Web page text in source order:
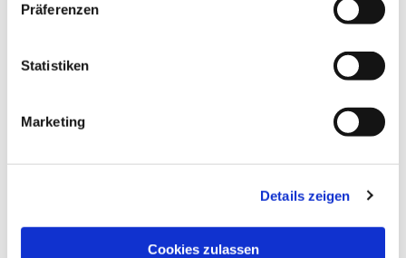
Präferenzen
Statistiken
Marketing
Details zeigen
Cookies zulassen